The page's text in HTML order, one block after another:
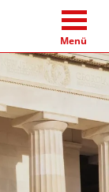
Menü